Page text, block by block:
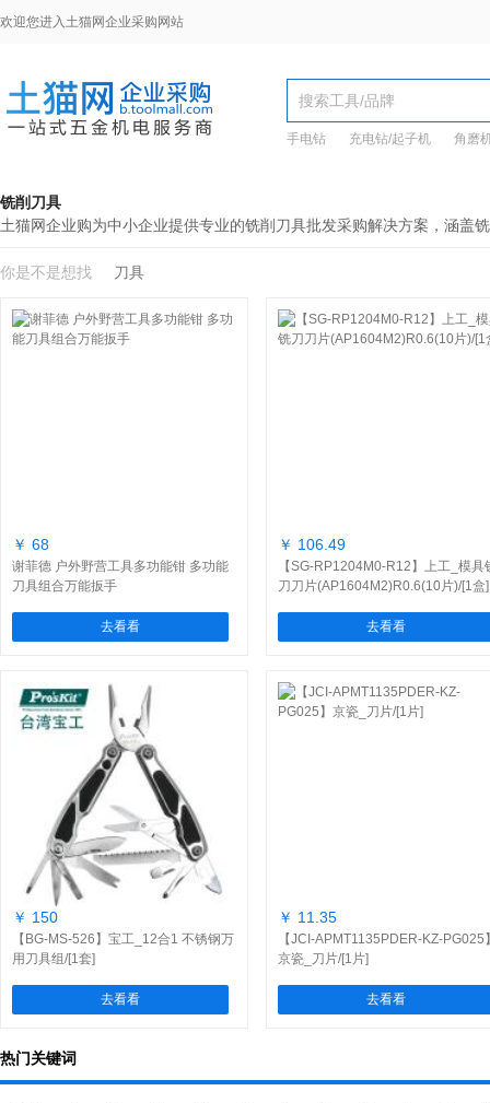
欢迎您进入土猫网企业采购网站
手电钻 充电钻/起子机 角磨
铣削刀具
土猫网企业购为中小企业提供专业的铣削刀具批发采购解决方案，涵盖
你是不是想找 刀具
￥ 68
谢菲德 户外野营工具多功能钳 多功能
刀具组合万能扳手
去看看
￥ 106.49
【SG-RP1204M0-R12】上工_模具
刀刀片(AP1604M2)R0.6(10片)/[1盒]
去看看
￥ 150
【BG-MS-526】宝工_12合1 不锈钢万
用刀具组/[1套]
去看看
￥ 11.35
【JCI-APMT1135PDER-KZ-PG025
京瓷_刀片/[1片]
去看看
热门关键词